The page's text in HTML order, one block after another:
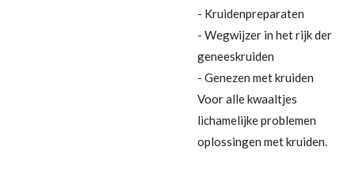
- Kruidenpreparaten
- Wegwijzer in het rijk der
geneeskruiden
- Genezen met kruiden
Voor alle kwaaltjes
lichamelijke problemen
oplossingen met kruiden.